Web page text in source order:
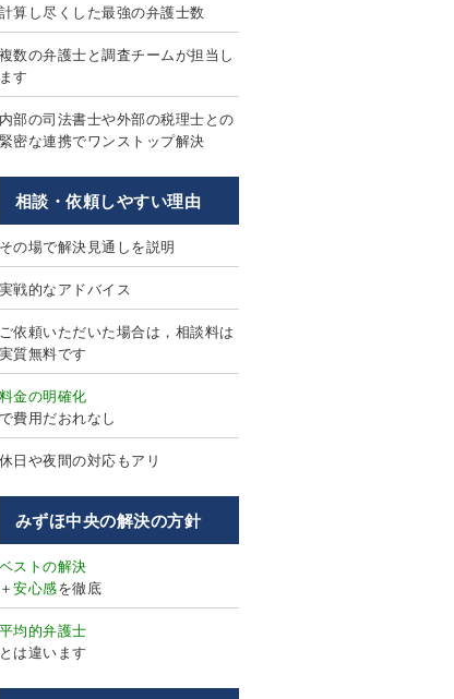
計算し尽くした最強の弁護士数
複数の弁護士と調査チームが担当し
ます
内部の司法書士や外部の税理士との
緊密な連携でワンストップ解決
相談・依頼しやすい理由
その場で解決見通しを説明
実戦的なアドバイス
ご依頼いただいた場合は，相談料は
実質無料です
料金の明確化
で費用だおれなし
休日や夜間の対応もアリ
みずほ中央の解決の方針
ベストの解決
＋安心感を徹底
平均的弁護士
とは違います